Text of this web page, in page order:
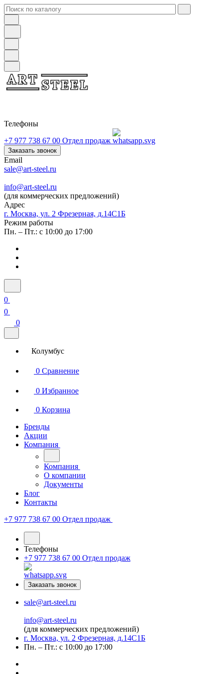
Телефоны
+7 977 738 67 00 Отдел продаж
Заказать звонок
Email
sale@art-steel.ru
info@art-steel.ru
(для коммерческих предложений)
Адрес
г. Москва, ул. 2 Фрезерная, д.14С1Б
Режим работы
Пн. – Пт.: с 10:00 до 17:00
0
0
0
Колумбус
0 Сравнение
0 Избранное
0 Корзина
Бренды
Акции
Компания
Компания
О компании
Документы
Блог
Контакты
+7 977 738 67 00 Отдел продаж
Телефоны
+7 977 738 67 00 Отдел продаж
Заказать звонок
sale@art-steel.ru
info@art-steel.ru
(для коммерческих предложений)
г. Москва, ул. 2 Фрезерная, д.14С1Б
Пн. – Пт.: с 10:00 до 17:00